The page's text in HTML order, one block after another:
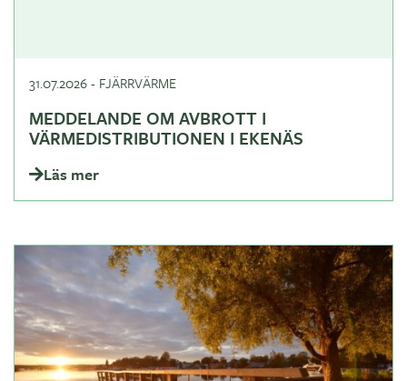
31.07.2026- FJÄRRVÄRME
MEDDELANDE OM AVBROTT I
VÄRMEDISTRIBUTIONEN I EKENÄS
Läs mer